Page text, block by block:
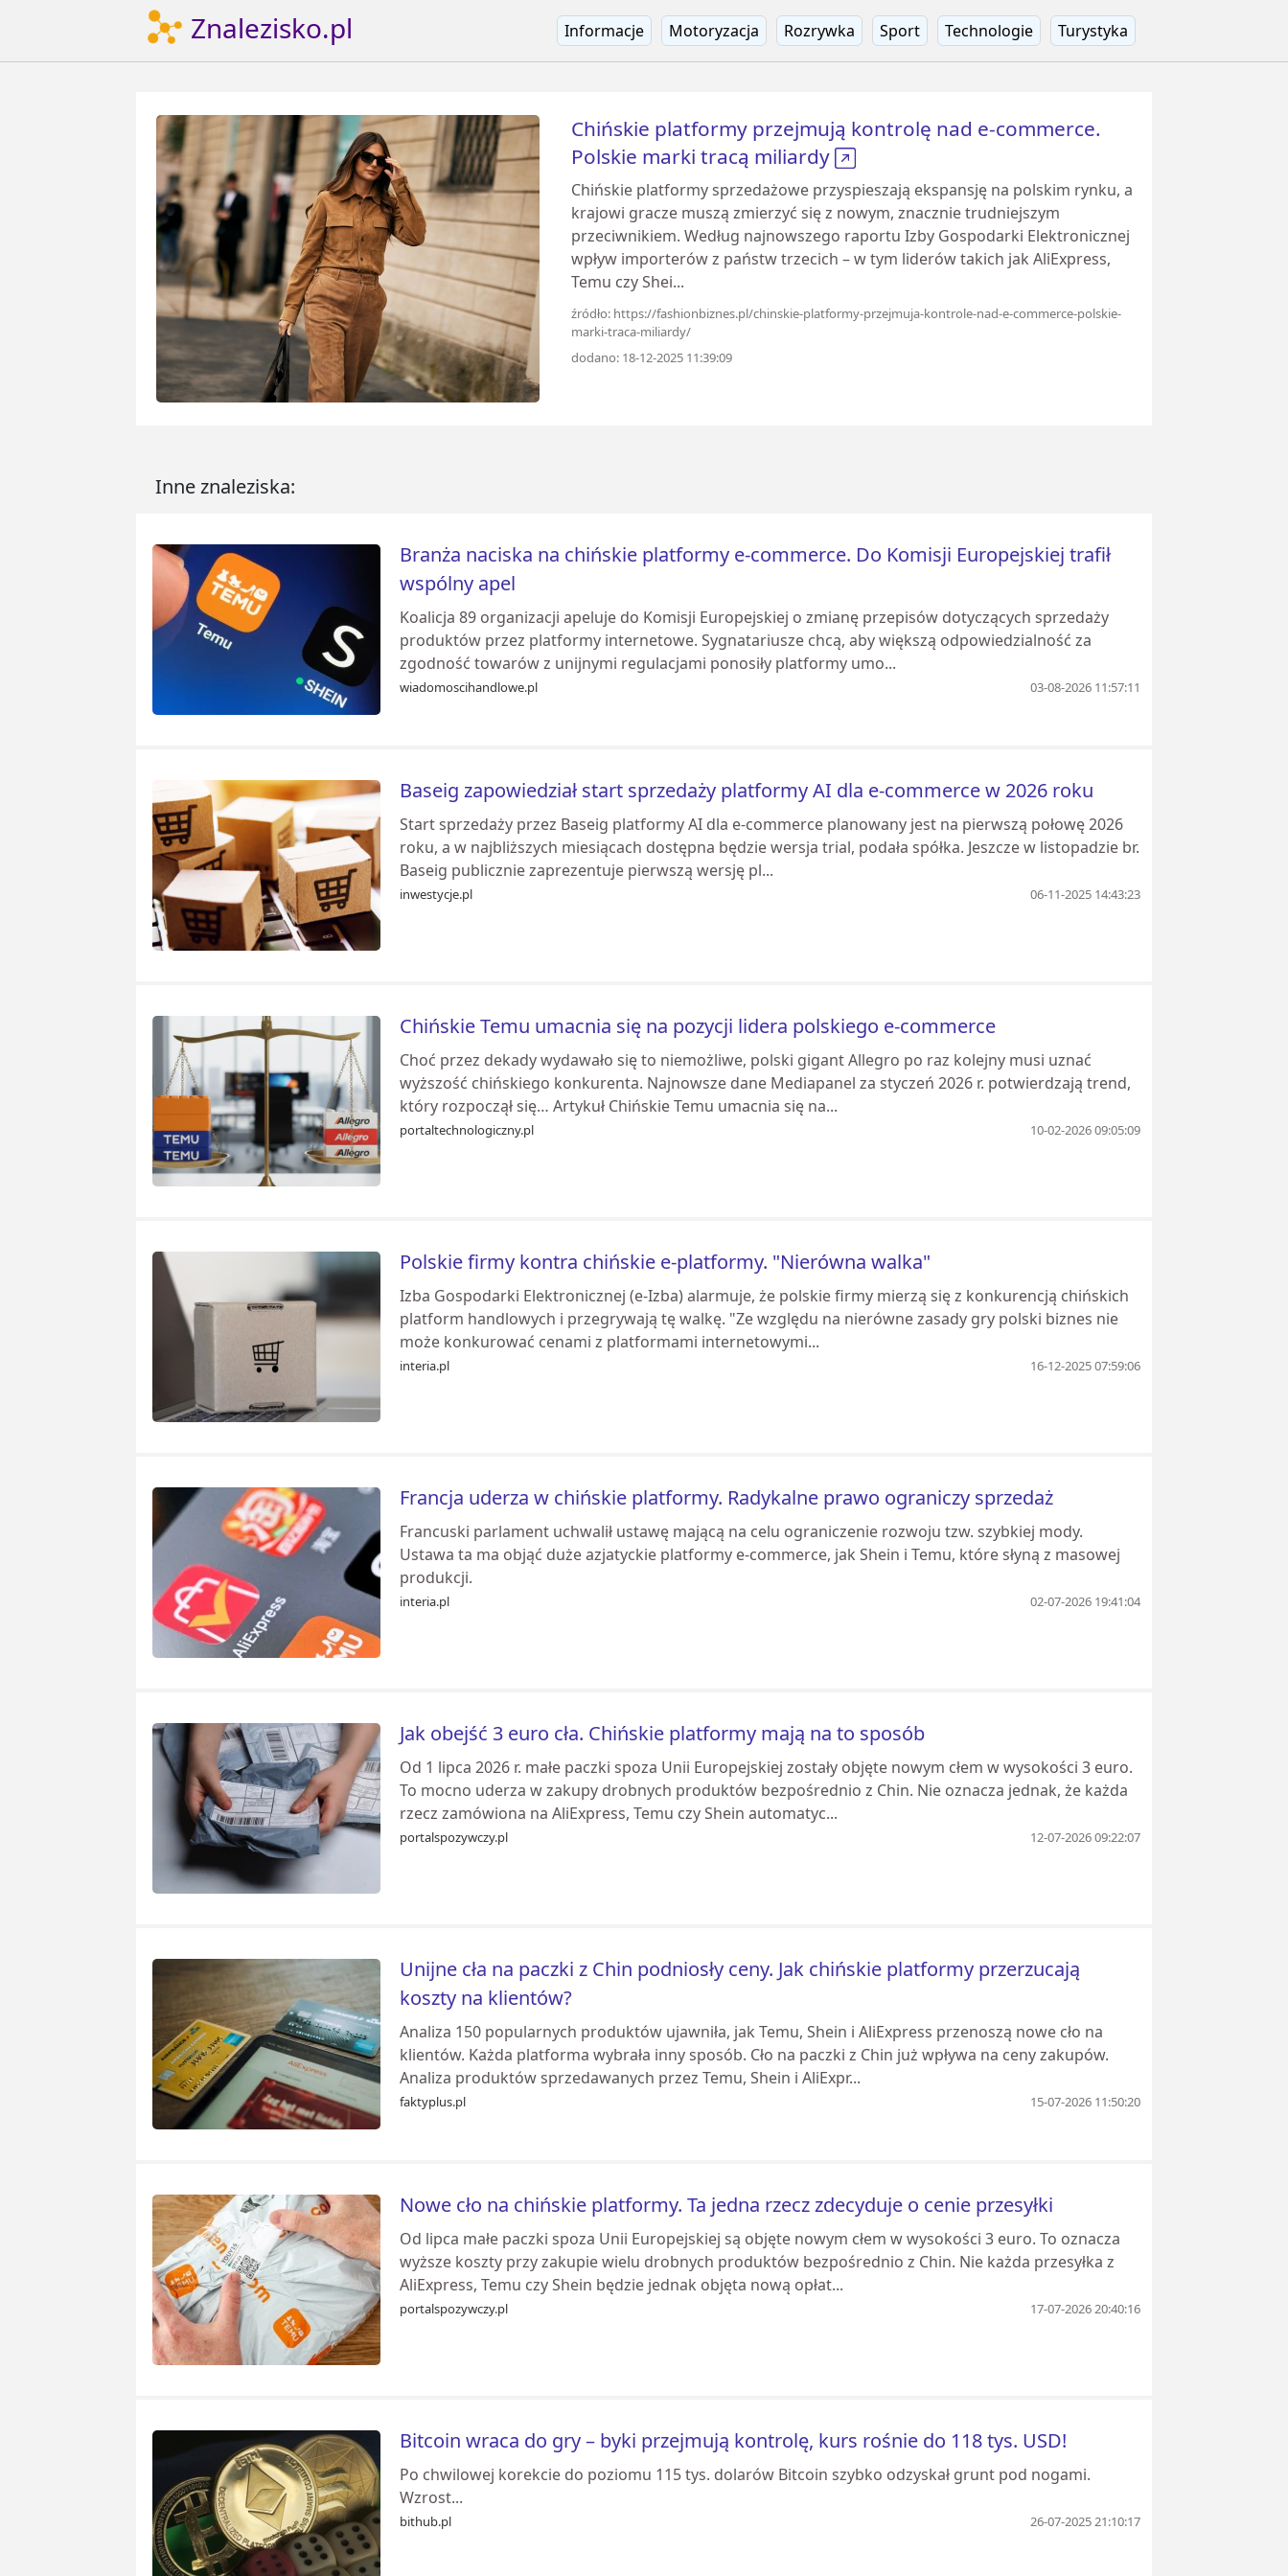
Znalezisko.pl Informacje Motoryzacja Rozrywka Sport Technologie Turystyka
Chińskie platformy przejmują kontrolę nad e-commerce.
Polskie marki tracą miliardy
Chińskie platformy sprzedażowe przyspieszają ekspansję na polskim rynku, a
krajowi gracze muszą zmierzyć się z nowym, znacznie trudniejszym
przeciwnikiem. Według najnowszego raportu Izby Gospodarki Elektronicznej
wpływ importerów z państw trzecich – w tym liderów takich jak AliExpress,
Temu czy Shei...
źródło: https://fashionbiznes.pl/chinskie-platformy-przejmuja-kontrole-nad-e-commerce-polskie-
marki-traca-miliardy/
dodano: 18-12-2025 11:39:09
Inne znaleziska:
Branża naciska na chińskie platformy e-commerce. Do Komisji Europejskiej trafił
wspólny apel
Koalicja 89 organizacji apeluje do Komisji Europejskiej o zmianę przepisów dotyczących sprzedaży
produktów przez platformy internetowe. Sygnatariusze chcą, aby większą odpowiedzialność za
zgodność towarów z unijnymi regulacjami ponosiły platformy umo...
wiadomoscihandlowe.pl 03-08-2026 11:57:11
Baseig zapowiedział start sprzedaży platformy AI dla e-commerce w 2026 roku
Start sprzedaży przez Baseig platformy AI dla e-commerce planowany jest na pierwszą połowę 2026
roku, a w najbliższych miesiącach dostępna będzie wersja trial, podała spółka. Jeszcze w listopadzie br.
Baseig publicznie zaprezentuje pierwszą wersję pl...
inwestycje.pl 06-11-2025 14:43:23
Chińskie Temu umacnia się na pozycji lidera polskiego e-commerce
Choć przez dekady wydawało się to niemożliwe, polski gigant Allegro po raz kolejny musi uznać
wyższość chińskiego konkurenta. Najnowsze dane Mediapanel za styczeń 2026 r. potwierdzają trend,
który rozpoczął się… Artykuł Chińskie Temu umacnia się na...
portaltechnologiczny.pl 10-02-2026 09:05:09
Polskie firmy kontra chińskie e-platformy. "Nierówna walka"
Izba Gospodarki Elektronicznej (e-Izba) alarmuje, że polskie firmy mierzą się z konkurencją chińskich
platform handlowych i przegrywają tę walkę. "Ze względu na nierówne zasady gry polski biznes nie
może konkurować cenami z platformami internetowymi...
interia.pl 16-12-2025 07:59:06
Francja uderza w chińskie platformy. Radykalne prawo ograniczy sprzedaż
Francuski parlament uchwalił ustawę mającą na celu ograniczenie rozwoju tzw. szybkiej mody.
Ustawa ta ma objąć duże azjatyckie platformy e-commerce, jak Shein i Temu, które słyną z masowej
produkcji.
interia.pl 02-07-2026 19:41:04
Jak obejść 3 euro cła. Chińskie platformy mają na to sposób
Od 1 lipca 2026 r. małe paczki spoza Unii Europejskiej zostały objęte nowym cłem w wysokości 3 euro.
To mocno uderza w zakupy drobnych produktów bezpośrednio z Chin. Nie oznacza jednak, że każda
rzecz zamówiona na AliExpress, Temu czy Shein automatyc...
portalspozywczy.pl 12-07-2026 09:22:07
Unijne cła na paczki z Chin podniosły ceny. Jak chińskie platformy przerzucają
koszty na klientów?
Analiza 150 popularnych produktów ujawniła, jak Temu, Shein i AliExpress przenoszą nowe cło na
klientów. Każda platforma wybrała inny sposób. Cło na paczki z Chin już wpływa na ceny zakupów.
Analiza produktów sprzedawanych przez Temu, Shein i AliExpr...
faktyplus.pl 15-07-2026 11:50:20
Nowe cło na chińskie platformy. Ta jedna rzecz zdecyduje o cenie przesyłki
Od lipca małe paczki spoza Unii Europejskiej są objęte nowym cłem w wysokości 3 euro. To oznacza
wyższe koszty przy zakupie wielu drobnych produktów bezpośrednio z Chin. Nie każda przesyłka z
AliExpress, Temu czy Shein będzie jednak objęta nową opłat...
portalspozywczy.pl 17-07-2026 20:40:16
Bitcoin wraca do gry – byki przejmują kontrolę, kurs rośnie do 118 tys. USD!
Po chwilowej korekcie do poziomu 115 tys. dolarów Bitcoin szybko odzyskał grunt pod nogami.
Wzrost...
bithub.pl 26-07-2025 21:10:17